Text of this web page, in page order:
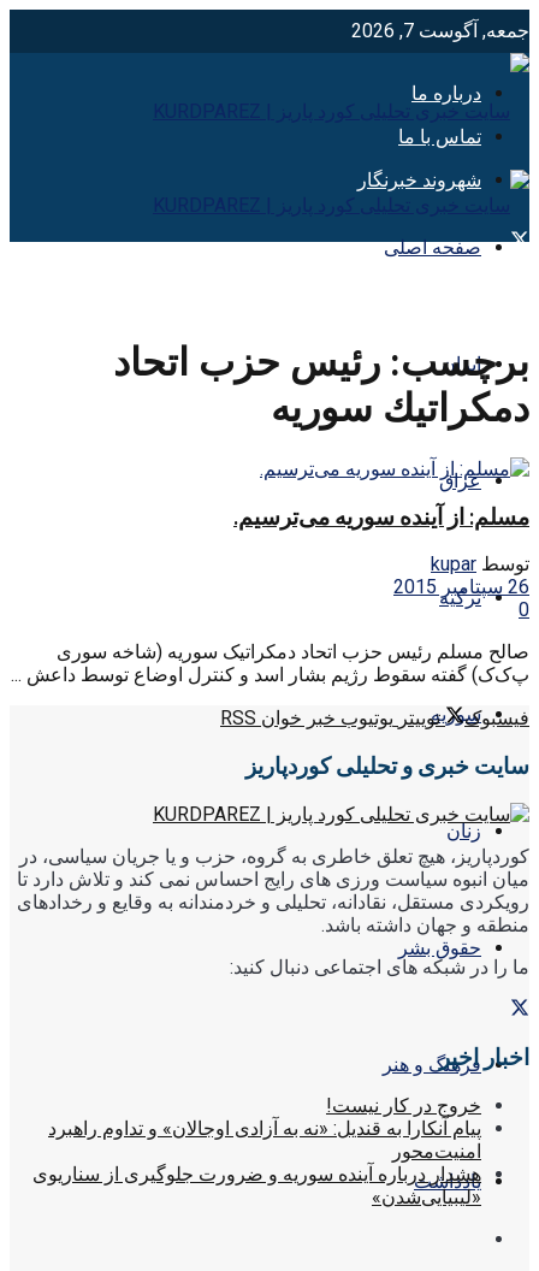
جمعه, آگوست 7, 2026
درباره ما
تماس با ما
شهروند خبرنگار
صفحه اصلی
ایران
عراق
ترکیه
سوریه
زنان
حقوق بشر
فرهنگ و هنر
یادداشت
برچسب: رئيس حزب اتحاد
دمكراتيك سوريه
مسلم: از آینده سوریه می‌ترسیم.
توسط kupar
26 سپتامبر 2015
0
صالح مسلم رئیس حزب اتحاد دمکراتیک سوریه (شاخه سوری
پ‌ک‌ک) گفته سقوط رژیم بشار اسد و کنترل اوضاع توسط داعش ...
فیسبوک
توییتر یوتیوب خبر خوان RSS
سایت خبری و تحلیلی کوردپاریز
کوردپاریز، هیچ تعلق خاطری به گروه، حزب و یا جریان سیاسی، در
میان انبوه سیاست ورزی های رایج احساس نمی کند و تلاش دارد تا
رویکردی مستقل، نقادانه، تحلیلی و خردمندانه به وقایع و رخدادهای
منطقه و جهان داشته باشد.
ما را در شبکه های اجتماعی دنبال کنید:
اخبار اخیر
خروج در کار نیست!
پیام آنکارا به قندیل: «نه به آزادی اوجالان» و تداوم راهبرد
امنیت‌محور
هشدار درباره آینده سوریه و ضرورت جلوگیری از سناریوی
«لیبیایی‌شدن»